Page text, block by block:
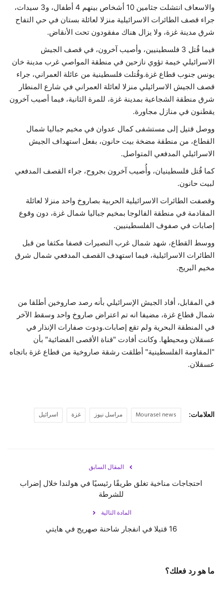
والاسعاف انتشلت جثامين 10 أشخاص بينهم 4 أطفال، و3 سيدات،
جراء قصف الطائرات الاسرائيلية منزلا لعائلة بستان في حي التفاح
شرق مدينة غزة، ولا يزال هناك مفقودون تحت الأنقاض.
فيما قُتل 3 فلسطينيين، وأصيب آخرون، في قصف الجيش
الاسرائيلي خيمة تؤوي نازحين في منطقة المواصي غرب مدينة خان
يونس جنوب قطاع غزة.وقُتلت فلسطينية من عائلة العمراني، جراء
قصف الجيش الاسرائيلي منزلا لعائلة العمراني في شارع المنطار
شرق منطقة الشجاعية بمدينة غزة، للمرة الثانية، فيما أصيب آخرون
يقطنون في منازل مجاورة.
ووصل قتيل إلى مستشفى كمال عدوان في مخيم جباليا شمال
القطاع، من منطقة مضخة بيت حانون، بفعل استهداف الجيش
الاسرائيلي المدفعي المتواصل.
كما قُتل فلسطينيان، وأُصيب آخرون بجروح، جراء القصف المدفعي
لبيت حانون.
وقصفت الطائرات الاسرائيلية الحربية بصاروخ واحد منزلا لعائلة
المقادمة في منطقة الفالوجا بمخيم جباليا شمال غزة، دون وقوع
إصابات في صفوف الفلسطينيين.
ووسط القطاع، شهد شمال غرب النصيرات قصفا مكثفا من قبل
الطائرات الاسرائيلية، فيما استهدف القصف المدفعي شمال شرق
مخيم البريج.
في المقابل، أفاد الجيش الإسرائيلي بأنه رصد صاروخين أطلقا من
شمال قطاع غزة، مضيفا انه تم اعتراض صاروخ واحد وسقط الآخر
في المنطقة البحرية ولم تقع إصابات.ودوت صفارات الإنذار في
عسقلان ومحيطها. وكانت أفادت "قناة الأقصى الفضائية" بأن
"المقاومة الفلسطينية" أطلقت رشقة صاروخية من قطاع غزة باتجاه
عسقلان.
العلامات: Mourasel news مراسل نيوز غزة اسرائيل
المقال السابق
احتجاجات مناخية تغلق طريقًا رئيسيًا في هولندا خلال إضراب
للشرطة
المادة التالية
16 قتيلا في انفجار شاحنة صهريج في هايتي
ما هو رد فعلك؟